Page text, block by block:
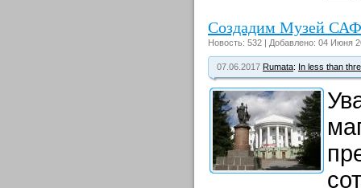
Создадим Музей
Новость: 532 | Добавлено: 04 Июня
07.06.2017 Rumata: In less than